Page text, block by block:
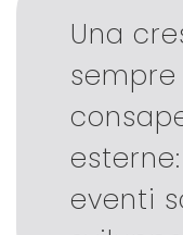
Una
eventi